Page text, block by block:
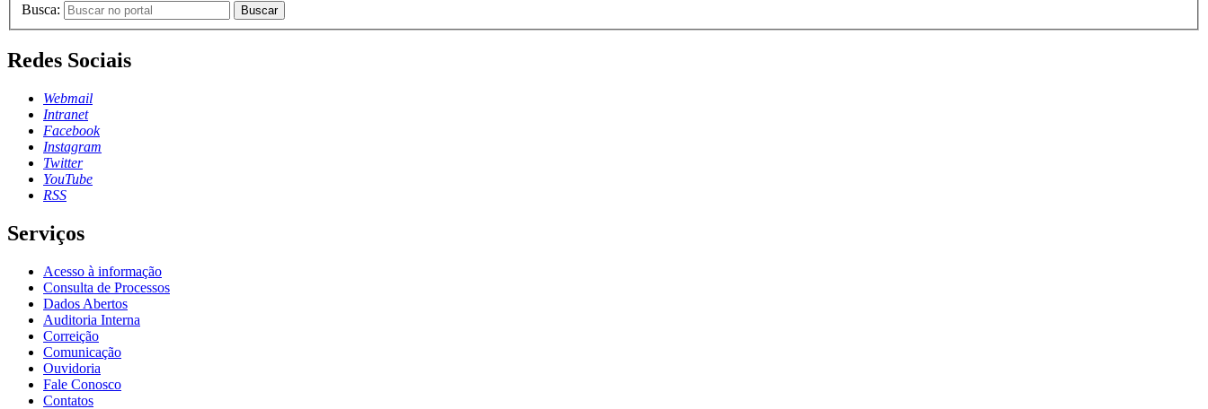
Busca: Buscar
Redes Sociais
Webmail
Intranet
Facebook
Instagram
Twitter
YouTube
RSS
Serviços
Acesso à informação
Consulta de Processos
Dados Abertos
Auditoria Interna
Correição
Comunicação
Ouvidoria
Fale Conosco
Contatos